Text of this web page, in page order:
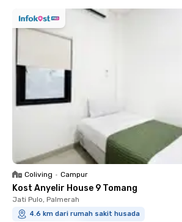
Coliving • Campur
Kost Anyelir House 9 Tomang
Jati Pulo, Palmerah
4.6 km dari rumah sakit husada